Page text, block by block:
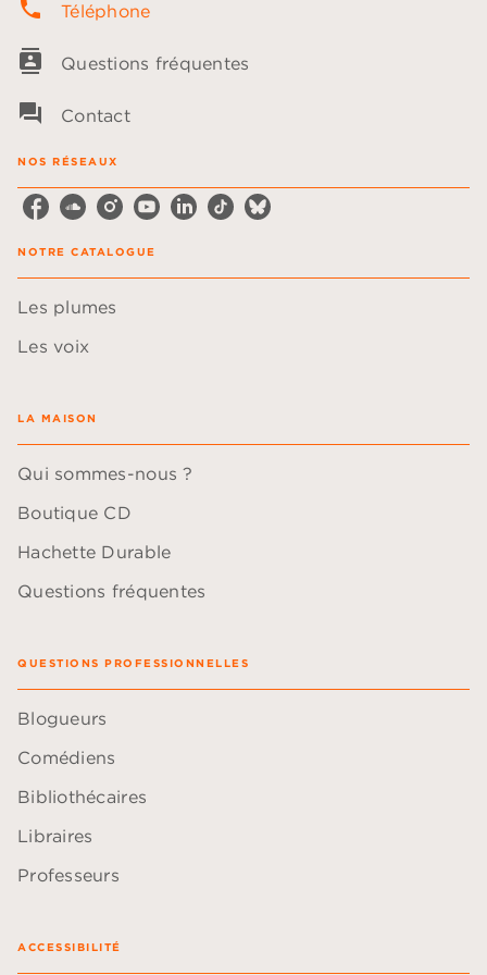
phone Téléphone
contacts Questions fréquentes
question_answer Contact
NOS RÉSEAUX
NOTRE CATALOGUE
Les plumes
Les voix
LA MAISON
Qui sommes-nous ?
Boutique CD
Hachette Durable
Questions fréquentes
QUESTIONS PROFESSIONNELLES
Blogueurs
Comédiens
Bibliothécaires
Libraires
Professeurs
ACCESSIBILITÉ